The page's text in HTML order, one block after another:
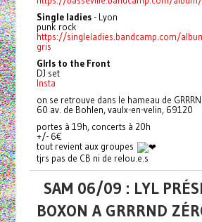
Single ladies- Lyon
punk rock
https://singleladies.bandcamp.com/
gris
GIrls to the Front
DJ set
Insta
on se retrouve dans le hameau de
60 av. de Bohlen, vaulx-en-velin, 69120
portes à 19h, concerts à 20h
+/- 6€
tout revient aux groupes
tjrs pas de CB ni de relou.e.s
SAM 06/09 : LYL
BOXON A GRRRND